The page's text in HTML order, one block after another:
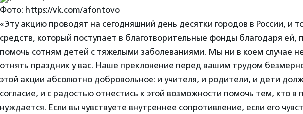
Фото: https://vk.com/afontovo
«Эту акцию проводят на сегодняшний день десятки городов в России, и
средств, который поступает в благотворительные фонды благодаря ей,
помочь сотням детей с тяжелыми заболеваниями. Мы ни в коем случае
отнять праздник у вас. Наше преклонение перед вашим трудом
этой акции абсолютно добровольное: и учителя, и родители, и дети
согласие, и с радостью отнестись к этой возможности помочь тем, кто в
нуждается. Если вы чувствуете внутреннее сопротивление, если его